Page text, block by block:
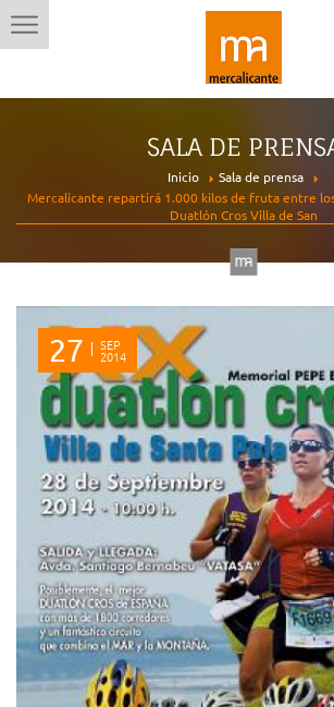
SALA DE
Inicio
Sala de prensa
Mercalicante repartirá 1.000 kilos de fruta entre
Duatlón Cros Villa de San
27 SEP
2014